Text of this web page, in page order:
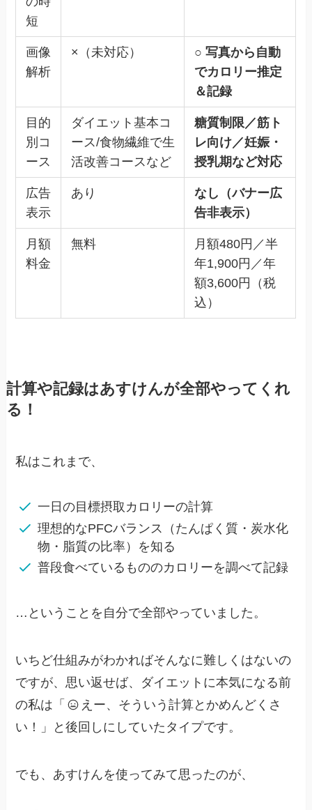
短
画像
解析
×（未対応）
○ 写真から自動
でカロリー推定
＆記録
目的
別コ
ース
ダイエット基本コ
ース/食物繊維で生
活改善コースなど
糖質制限／筋ト
レ向け／妊娠・
授乳期など対応
広告
表示
あり
なし（バナー広
告非表示）
月額
料金
無料
月額480円／半
年1,900円／年
額3,600円（税
込）
計算や記録はあすけんが全部やってくれ
る！
私はこれまで、
一日の目標摂取カロリーの計算
理想的なPFCバランス（たんぱく質・炭水化
物・脂質の比率）を知る
普段食べているもののカロリーを調べて記録
…ということを自分で全部やっていました。
いちど仕組みがわかればそんなに難しくはないの
ですが、思い返せば、ダイエットに本気になる前
の私は「
えー、そういう計算とかめんどくさ
い！」と後回しにしていたタイプです。
でも、あすけんを使ってみて思ったのが、